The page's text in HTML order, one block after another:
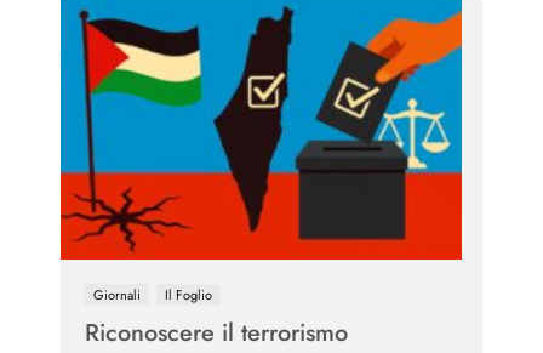
Giornali Il Foglio
Riconoscere il terrorismo